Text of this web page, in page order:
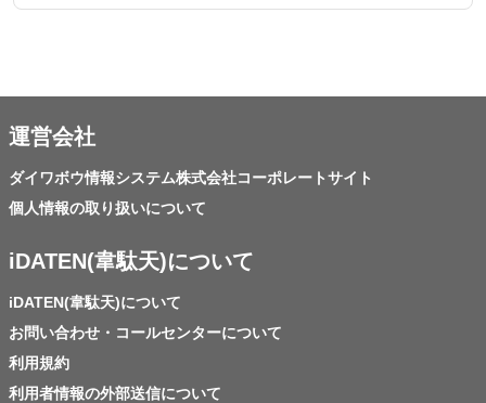
運営会社
ダイワボウ情報システム株式会社コーポレートサイト
個人情報の取り扱いについて
iDATEN(韋駄天)について
iDATEN(韋駄天)について
お問い合わせ・コールセンターについて
利用規約
利用者情報の外部送信について